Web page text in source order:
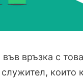
връзка с
които